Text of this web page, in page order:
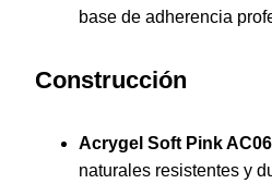
base de adherencia
Construcción
Acrygel Soft Pink AC06
naturales resistentes y